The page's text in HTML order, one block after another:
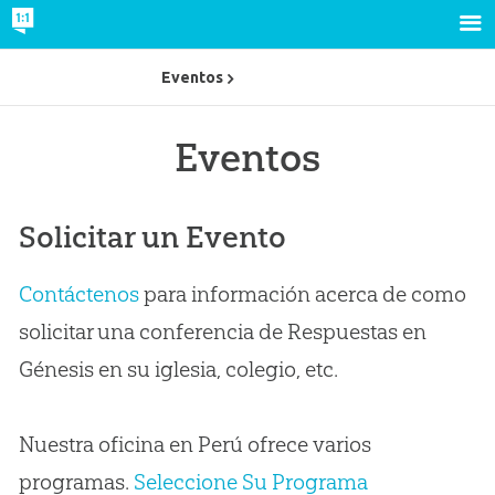
Eventos
Solicitar un Evento
Contáctenospara información acerca de como
solicitar una conferencia de Respuestas en
Génesis en su iglesia, colegio, etc.
Nuestra oficina en Perú ofrece varios
programas. Seleccione Su Programa
Eventos